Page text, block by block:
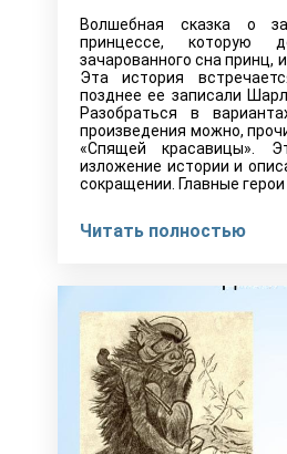
Волшебная сказка о
принцессе, которую
зачарованного сна принц,
Эта история
позднее ее записали
Разобраться в
произведения можно,
«Спящей красавицы».
изложение истории и
сокращении. Главные герои
Читать полностью